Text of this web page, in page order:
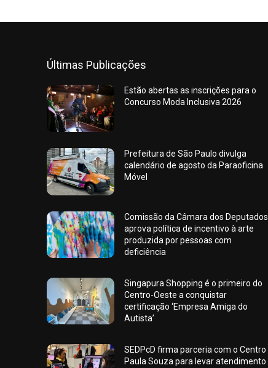
Últimas Publicações
Estão abertas as inscrições para o
Concurso Moda Inclusiva 2026
Prefeitura de São Paulo divulga
calendário de agosto da Paraoficina
Móvel
Comissão da Câmara dos Deputados
aprova política de incentivo à arte
produzida por pessoas com
deficiência
Singapura Shopping é o primeiro do
Centro-Oeste a conquistar
certificação ‘Empresa Amiga do
Autista’
SEDPcD firma parceria com o Centro
Paula Souza para levar atendimento